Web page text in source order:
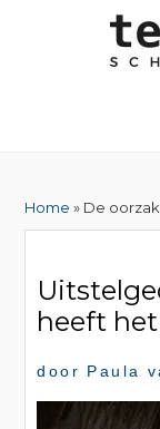
Home » De
heeft
door Paula